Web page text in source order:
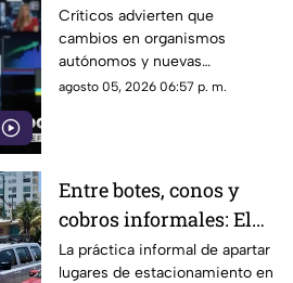
presuntos intentos de
controlar la
información
Críticos advierten que
cambios en organismos
autónomos y nuevas
regulaciones podrían afectar la
agosto 05, 2026 06:57 p. m.
Entre botes, conos y
cobros informales: El
calvario de
estacionarse en la
La práctica informal de apartar
lugares de estacionamiento en